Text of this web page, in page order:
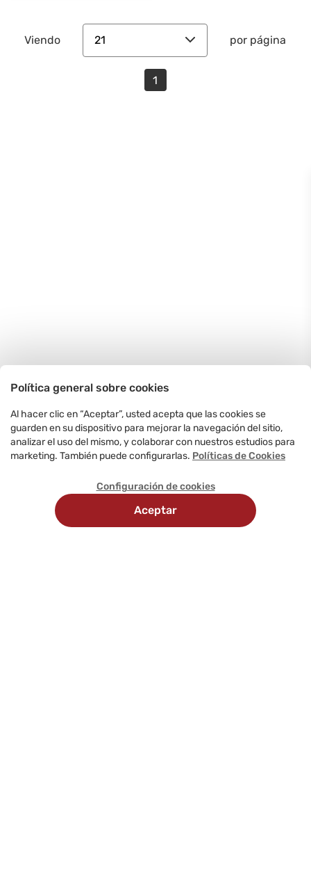
Viendo 21 por página
1
Política general sobre cookies
Al hacer clic en “Aceptar”, usted acepta que las cookies se
guarden en su dispositivo para mejorar la navegación del sitio,
analizar el uso del mismo, y colaborar con nuestros estudios para
marketing. También puede configurarlas. Políticas de Cookies
Configuración de cookies
Aceptar